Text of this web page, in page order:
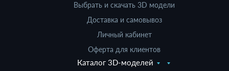
Выбрать и скачать 3D модели
Доставка и самовывоз
Личный кабинет
Оферта для клиентов
Каталог 3D-моделей